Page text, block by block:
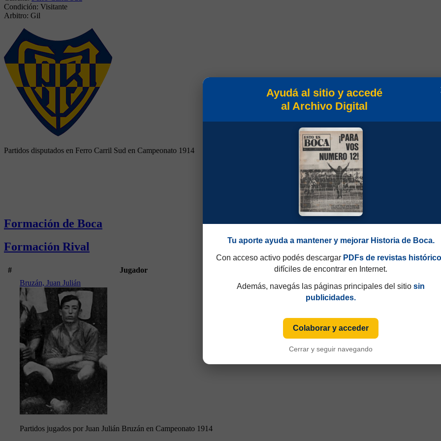
Condición: Visitante
Arbitro: Gil
Partidos disputados en Ferro Carril Sud en Campeonato 1914
Formación de Boca
Formación Rival
#
Jugador
Bruzán, Juan Julián
Partidos jugados por Juan Julián Bruzán en Campeonato 1914
Ayudá al sitio y accedé
al Archivo Digital
Tu aporte ayuda a mantener y mejorar Historia de Boca.
Con acceso activo podés descargar PDFs de revistas
difíciles de encontrar en Internet.
Además, navegás las páginas principales del sitio sin
publicidades.
Colaborar y acceder
Cerrar y seguir navegando